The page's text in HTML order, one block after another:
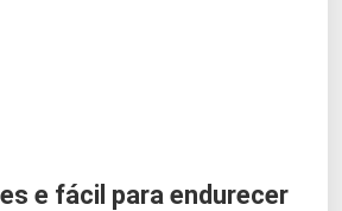
e fácil para endurecer